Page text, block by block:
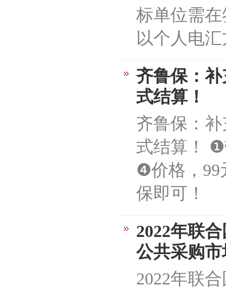
标单位需
以个人电
齐鲁保：
式结算！
齐鲁保：
式结算！
❹价格，99
保即可！
2022年联
公共采购
2022年联